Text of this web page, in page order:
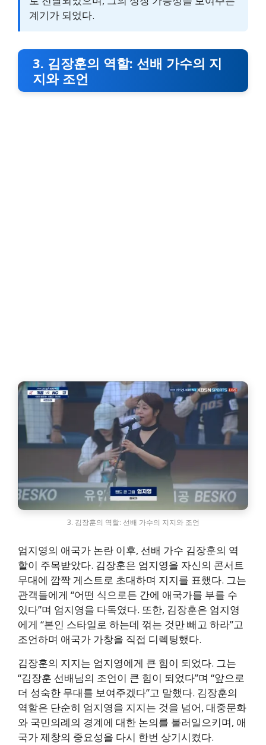
계기가 되었다.
3. 김장훈의 역할: 선배 가수의 지
지와 조언
3. 김장훈의 역할: 선배 가수의 지지와 조언
엄지영의 애국가 논란 이후, 선배 가수 김장훈의 역
할이 주목받았다. 김장훈은 엄지영을 자신의 콘서트
무대에 깜짝 게스트로 초대하며 지지를 표했다. 그는
관객들에게 “어떤 식으로든 간에 애국가를 부를 수
있다”며 엄지영을 다독였다. 또한, 김장훈은 엄지영
에게 “본인 스타일로 하는데 꺾는 것만 빼고 하라”고
조언하며 애국가 가창을 직접 디렉팅했다.
김장훈의 지지는 엄지영에게 큰 힘이 되었다. 그는
“김장훈 선배님의 조언이 큰 힘이 되었다”며 “앞으로
더 성숙한 무대를 보여주겠다”고 말했다. 김장훈의
역할은 단순히 엄지영을 지지는 것을 넘어, 대중문화
와 국민의례의 경계에 대한 논의를 불러일으키며, 애
국가 제창의 중요성을 다시 한번 상기시켰다.